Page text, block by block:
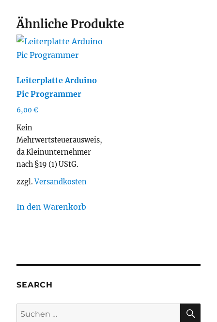
Ähnliche Produkte
Leiterplatte Arduino
Pic Programmer
6,00€
Kein
Mehrwertsteuerausweis,
da Kleinunternehmer
nach §19 (1) UStG.
zzgl.Versandkosten
In den Warenkorb
SEARCH
Suchen